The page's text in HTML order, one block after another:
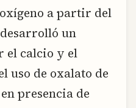
a partir del
un
el calcio y el
uso de oxalato de
presencia de